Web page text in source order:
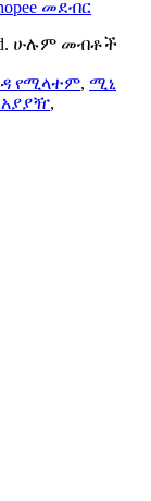
ሁሉም መብቶች
የሚላተም, ሚኒ
አያያዥ,